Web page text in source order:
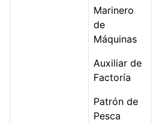
Marinero
de
Máquinas
Auxiliar de
Factoría
Patrón de
Pesca